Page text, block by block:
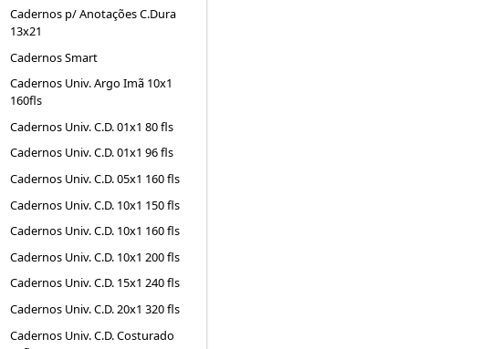
Cadernos p/ Anotações C.Dura
13x21
Cadernos Smart
Cadernos Univ. Argo Imã 10x1
160fls
Cadernos Univ. C.D. 01x1 80 fls
Cadernos Univ. C.D. 01x1 96 fls
Cadernos Univ. C.D. 05x1 160 fls
Cadernos Univ. C.D. 10x1 150 fls
Cadernos Univ. C.D. 10x1 160 fls
Cadernos Univ. C.D. 10x1 200 fls
Cadernos Univ. C.D. 15x1 240 fls
Cadernos Univ. C.D. 20x1 320 fls
Cadernos Univ. C.D. Costurado